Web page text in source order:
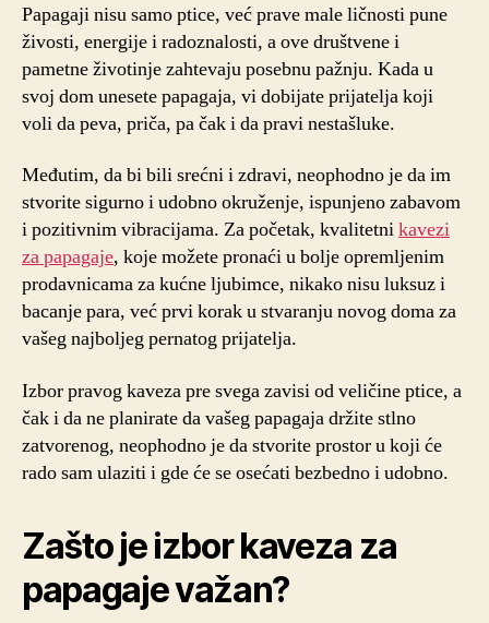
Papagaji nisu samo ptice, već prave male ličnosti pune
živosti, energije i radoznalosti, a ove društvene i
pametne životinje zahtevaju posebnu pažnju. Kada u
svoj dom unesete papagaja, vi dobijate prijatelja koji
voli da peva, priča, pa čak i da pravi nestašluke.
Međutim, da bi bili srećni i zdravi, neophodno je da im
stvorite sigurno i udobno okruženje, ispunjeno zabavom
i pozitivnim vibracijama. Za početak, kvalitetnikavezi
za papagaje, koje možete pronaći u bolje opremljenim
prodavnicama za kućne ljubimce, nikako nisu luksuz i
bacanje para, već prvi korak u stvaranju novog doma za
vašeg najboljeg pernatog prijatelja.
Izbor pravog kaveza pre svega zavisi od veličine ptice, a
čak i da ne planirate da vašeg papagaja držite stlno
zatvorenog, neophodno je da stvorite prostor u koji će
rado sam ulaziti i gde će se osećati bezbedno i udobno.
Zašto je izbor kaveza za
papagaje važan?